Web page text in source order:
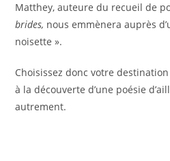
Matthey, auteure du recueil de
brides, nous emmènera auprès
noisette ».
Choisissez donc votre
à la découverte d’une poésie
autrement.